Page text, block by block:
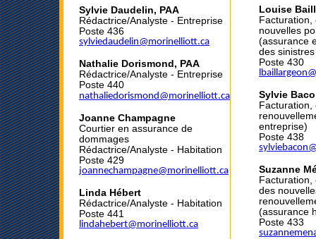
Sylvie Daudelin, PAA
Rédactrice/Analyste - Entreprise
Poste 436
sylviedaudelin@morinelliott.ca
Nathalie Dorismond, PAA
Rédactrice/Analyste - Entreprise
Poste 440
nathaliedorismond@morinelliott.ca
Joanne Champagne
Courtier en assurance de
dommages
Rédactrice/Analyste - Habitation
Poste 429
joannechampagne@morinelliott.ca
Linda Hébert
Rédactrice/Analyste - Habitation
Poste 441
lindahebert@morinelliott.ca
Louise
Facturation,
nouvelles
(assurance
des sinistres
Poste 430
Sylvie
Facturation,
entreprise)
Poste 438
Suzanne
Facturation
des
(assurance
Poste 433